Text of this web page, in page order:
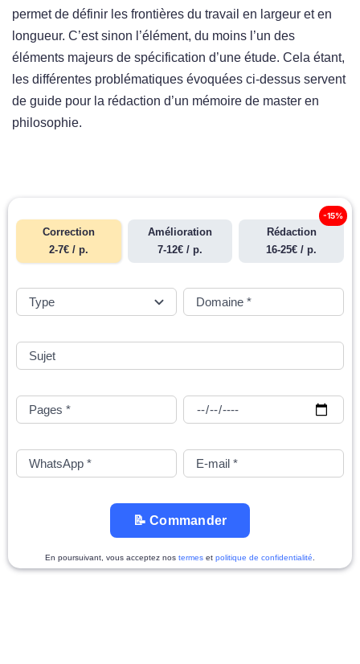
permet de définir les frontières du travail en largeur et en
longueur. C’est sinon l’élément, du moins l’un des
éléments majeurs de spécification d’une étude. Cela étant,
les différentes problématiques évoquées ci-dessus servent
de guide pour la rédaction d’un mémoire de master en
philosophie.
Correction
2-7€ / p.
Amélioration
7-12€ / p.
Rédaction
16-25€ / p.
-15%
📝 Commander
En poursuivant, vous acceptez nos termes et politique de confidentialité